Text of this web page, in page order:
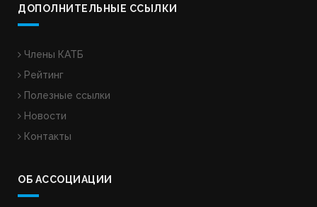
ДОПОЛНИТЕЛЬНЫЕ ССЫЛКИ
Члены КАТБ
Рейтинг
Полезные ссылки
Новости
Контакты
ОБ АССОЦИАЦИИ